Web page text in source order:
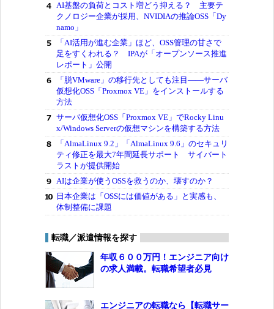
AI基盤の負荷とコスト増どう抑える？ 主要テ
クノロジー企業が採用、NVIDIAの推論OSS「Dy
namo」
「AI活用が進む企業」ほど、OSS管理の甘さで
足をすくわれる？ IPAが「オープンソース推進
レポート」公開
「脱VMware」の移行先としても注目――サーバ
仮想化OSS「Proxmox VE」をインストールする
方法
サーバ仮想化OSS「Proxmox VE」でRocky Linu
x/Windows Serverの仮想マシンを構築する方法
「AlmaLinux 9.2」「AlmaLinux 9.6」のセキュリ
ティ修正を最大7年間延長サポート サイバート
ラストが提供開始
AIは企業が使うOSSを救うのか、壊すのか？
日本企業は「OSSには価値がある」と実感も、
体制整備に課題
転職／派遣情報を探す
年収６００万円！エンジニア向け
の求人満載。転職希望者必見
エンジニアの転職なら【転職サー